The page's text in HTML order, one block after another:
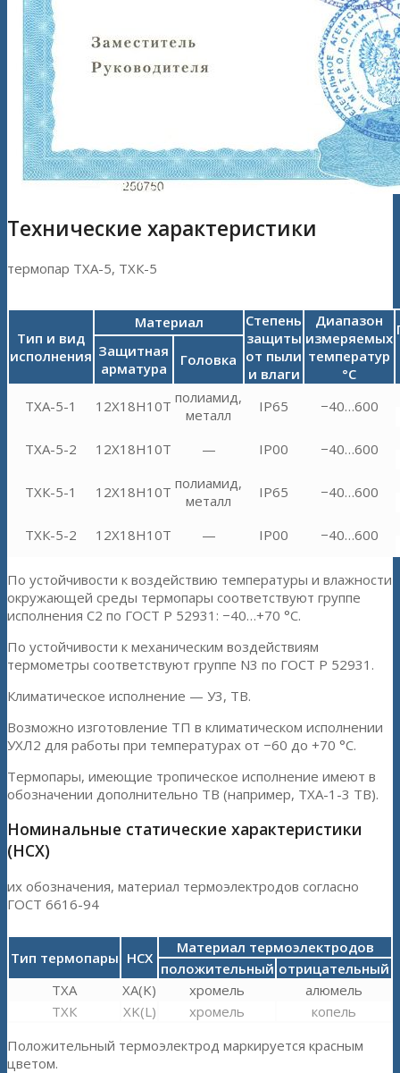
Технические характеристики
термопар ТХА-5, ТХК-5
Тип и вид
исполнения
Материал
Степень
защиты
от пыли
и влаги
Диапазон
измеряемых
температур
°С
Защитная
арматура
Головка
ТХА-5-1 12Х18Н10Т полиамид,
металл
IP65 −40…600
ТХА-5-2 12Х18Н10Т — IP00 −40…600
ТХК-5-1 12Х18Н10Т полиамид,
металл
IP65 −40…600
ТХК-5-2 12Х18Н10Т — IP00 −40…600
По устойчивости к воздействию температуры и влажности
окружающей среды термопары соответствуют группе
исполнения С2 по ГОСТ Р 52931: −40…+70 °С.
По устойчивости к механическим воздействиям
термометры соответствуют группе N3 по ГОСТ Р 52931.
Климатическое исполнение — У3, ТВ.
Возможно изготовление ТП в климатическом исполнении
УХЛ2 для работы при температурах от −60 до +70 °С.
Термопары, имеющие тропическое исполнение имеют в
обозначении дополнительно ТВ (например, ТХА-1-3 ТВ).
Номинальные статические характеристики
(НСХ)
их обозначения, материал термоэлектродов согласно
ГОСТ 6616-94
Тип термопары НСХ
Материал термоэлектродов
положительный отрицательный
ТХА
XA(K) хромель
алюмель
ТХК
XK(L) хромель
копель
Положительный термоэлектрод маркируется красным
цветом.